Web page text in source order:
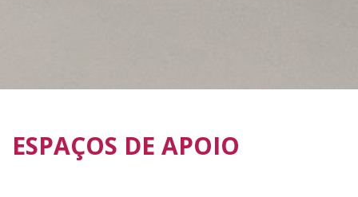
ESPAÇOS DE APOIO